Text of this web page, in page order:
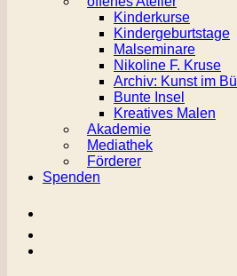
Kinderkurse
Kindergeburtstage
Malseminare
Nikoline F. Kruse
Archiv: Kunst im
Bunte Insel
Kreatives Malen
Akademie
Mediathek
Förderer
Spenden